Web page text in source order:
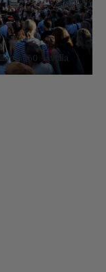
360 -lavalla